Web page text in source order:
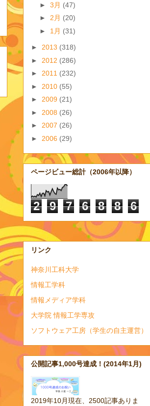
► 3月 (47)
► 2月 (20)
► 1月 (31)
► 2013 (318)
► 2012 (286)
► 2011 (232)
► 2010 (55)
► 2009 (21)
► 2008 (26)
► 2007 (26)
► 2006 (29)
ページビュー総計（2006年以降）
2 9 7 6 8 8 6
リンク
神奈川工科大学
情報工学科
情報メディア学科
大学院 情報工学専攻
ソフトウェア工房（学生の自主運営）
公開記事1,000号達成！(2014年1月)
2019年10月現在、2500記事ありま